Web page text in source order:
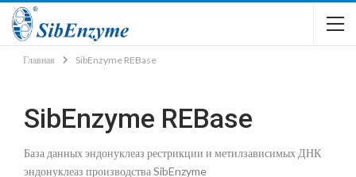
Главная SibEnzyme REBase
SibEnzyme REBase
База данных эндонуклеаз рестрикции и метилзависимых ДНК
эндонуклеаз производства SibEnzyme